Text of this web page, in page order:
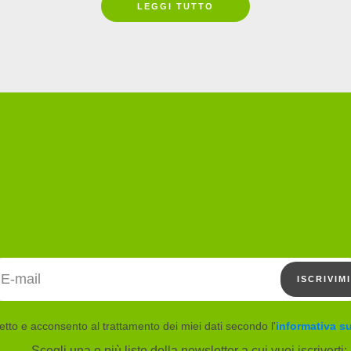
LEGGI TUTTO
ISCRIVIMI
e acconsento al trattamento dei miei dati secondo l'informativa